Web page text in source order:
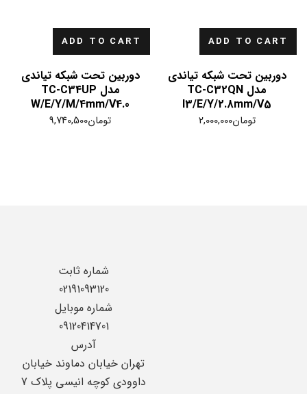
ADD TO CART
دوربین تحت شبکه تیاندی
مدل TC-C32QN
I3/E/Y/2.8mm/V5
تومان2,000,000
ADD TO CART
دوربین تحت شبکه تیاندی
مدل TC-C34UP
W/E/Y/M/4mm/V4.0
تومان9,740,500
شماره ثابت
02191093120
شماره موبایل
09120414701
آدرس
تهران خیابان دماوند خیابان
داوودی کوچه انیسی پلاک 7